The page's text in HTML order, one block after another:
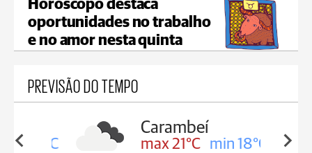
Horóscopo destaca
oportunidades no trabalho
e no amor nesta quinta
PREVISÃO DO TEMPO
19°C
Carambeí
max 21°C min 18°C